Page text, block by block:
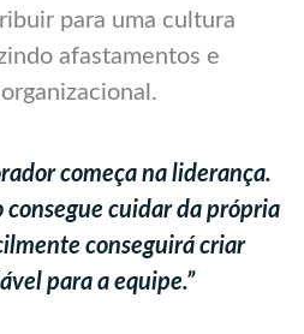
para uma cultura
afastamentos e
começa na liderança.
consegue cuidar da própria
conseguirá criar
para a equipe.”